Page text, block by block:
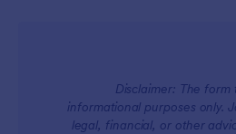
Disclaimer: The
informational purposes only.
legal, financial, or other